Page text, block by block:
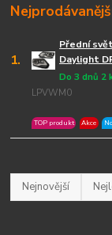
1.
Přední
Daylight
LPVWM0
Do 3 dnů 2
TOP produkt Akce
Nejnovější